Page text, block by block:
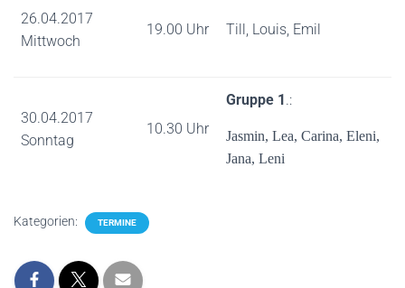
26.04.2017
Mittwoch
19.00 Uhr Till, Louis, Emil
30.04.2017
Sonntag
10.30 Uhr
Gruppe 1.:
Jasmin, Lea, Carina, Eleni,
Jana, Leni
Kategorien: TERMINE